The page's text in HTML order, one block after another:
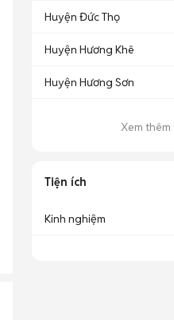
Huyện Đức Thọ
Huyện Hương Khê
Huyện Hương Sơn
Xem thêm
Tiện ích
Kinh nghiệm